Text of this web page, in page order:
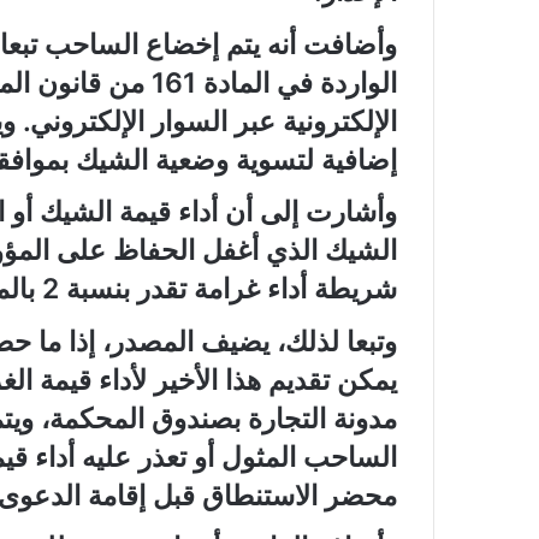
وأضافت أنه يتم إخضاع الساحب تبعا
الواردة في المادة
إضافية لتسوية وضعية الشيك
وأشارت إلى أن أداء قيمة الشيك
الشيك الذي أغفل الحفاظ على
شريطة أداء غرامة تقدر بنسبة 2 بالمائة من مبلغ الشيك أو الخصاص.
وتبعا لذلك، يضيف المصدر، إذا ما
مدونة التجارة بصندوق المحكمة،
الساحب المثول أو تعذر عليه
محضر الاستنطاق قبل إقامة